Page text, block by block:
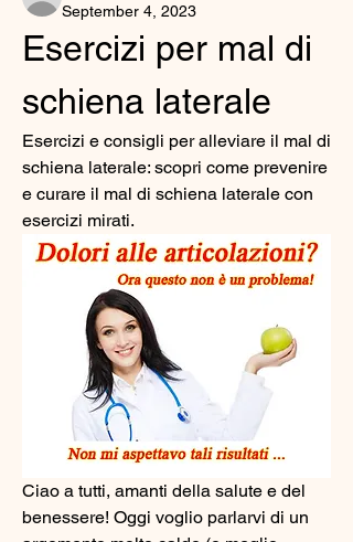
September 4, 2023
Esercizi per mal di
schiena laterale
Esercizi e consigli per alleviare il mal di
schiena laterale: scopri come prevenire
e curare il mal di schiena laterale con
esercizi mirati.
Ciao a tutti, amanti della salute e del
benessere! Oggi voglio parlarvi di un